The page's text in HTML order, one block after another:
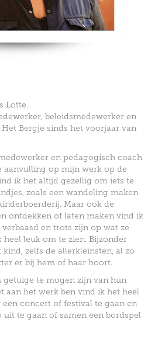
Lotte.
beleidsmedewerker en
Bergje sinds het voorjaar van
en pedagogisch coach
aanvulling op mijn werk op de
ik het altijd gezellig om iets te
zoals een wandeling maken
Maar ook de
ontdekken of laten maken vind ik
verbaasd en trots zijn op wat ze
heel leuk om te zien.Bijzonder
zelfs de allerkleinsten, al zo
er bij hem of haar hoort.
te mogen zijn van hun
aan het werk ben vind ik het heel
een concert of festival te gaanen
te gaan of samen een bordspel